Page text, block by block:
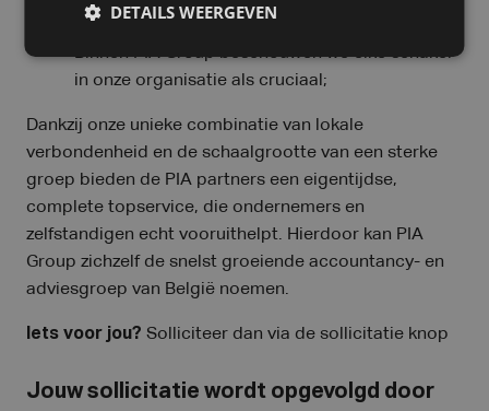
Je krijgt vertrouwen en verantwoordelijkheid.
Binnen PIA Group beschouwen we elke schakel
in onze organisatie als cruciaal;
Dankzij onze unieke combinatie van lokale
verbondenheid en de schaalgrootte van een sterke
groep bieden de PIA partners een eigentijdse,
complete topservice, die ondernemers en
zelfstandigen echt vooruithelpt. Hierdoor kan PIA
Group zichzelf de snelst groeiende accountancy- en
adviesgroep van België noemen.
Iets voor jou? Solliciteer dan via de sollicitatie knop
Jouw sollicitatie wordt opgevolgd door
DETAILS WEERGEVEN